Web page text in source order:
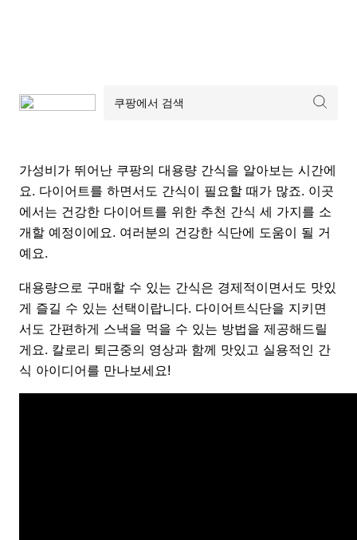
가성비가 뛰어난 쿠팡의 대용량 간식을 알아보는 시간에
요. 다이어트를 하면서도 간식이 필요할 때가 많죠. 이곳
에서는 건강한 다이어트를 위한 추천 간식 세 가지를 소
개할 예정이에요. 여러분의 건강한 식단에 도움이 될 거
예요.
대용량으로 구매할 수 있는 간식은 경제적이면서도 맛있
게 즐길 수 있는 선택이랍니다. 다이어트식단을 지키면
서도 간편하게 스낵을 먹을 수 있는 방법을 제공해드릴
게요. 칼로리 퇴근중의 영상과 함께 맛있고 실용적인 간
식 아이디어를 만나보세요!